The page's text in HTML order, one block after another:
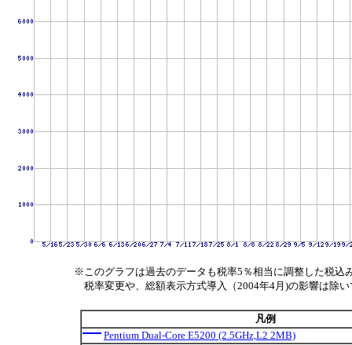
※このグラフは過去のデータも税率5％相当に調整した税込
税率変更や、総額表示方式導入（2004年4月)の影響は除い
凡例
Pentium Dual-Core E5200 (2.5GHz,L2 2MB)